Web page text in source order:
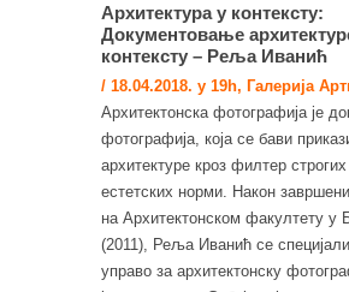
Архитектура у контексту:
Документовање
контексту – Реља Иванић
/ 18.04.2018. у 19h, Галерија
Архитектонска фотографија је
фотографија, која се бави
архитектуре кроз филтер
естетских норми. Након
на Архитектонском факултету у
(2011), Реља Иванић се
управо за архитектонску